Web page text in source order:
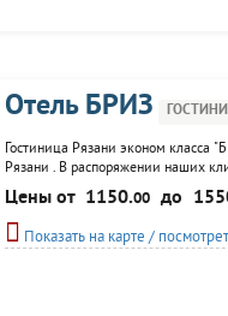
Отель БРИЗ
Гостиница Рязани эконом класса
Рязани . В распоряжении наших
бассейнами, заказ завтрака,
кондиционером,телефоном (с
Цены от 1150.00 до
Показать на карте /